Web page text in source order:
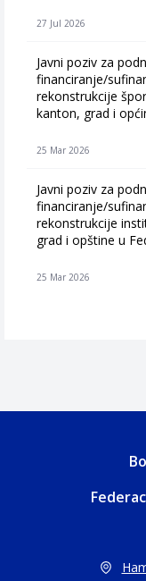
27 Jul 2026
Javni poziv za
financiranje/
rekonstrukcije
kanton, grad i
25 Mar 2026
Javni poziv za
financiranje/
rekonstrukcije
grad i opštine u
25 Mar 2026